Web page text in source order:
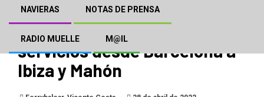
NAVIERAS NOTAS DE PRENSA
RADIO MUELLE M@IL
GNV se apoya en Trasmed
para realizar a diario los
servicios desde Barcelona a
Ibiza y Mahón